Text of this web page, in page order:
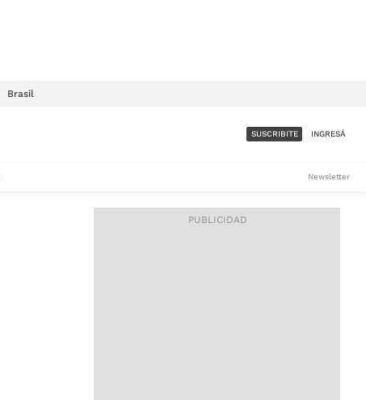
Brasil
ACCESO FULL - $1.800/MES
SUSCRIBITE INGRESÁ
Newsletter